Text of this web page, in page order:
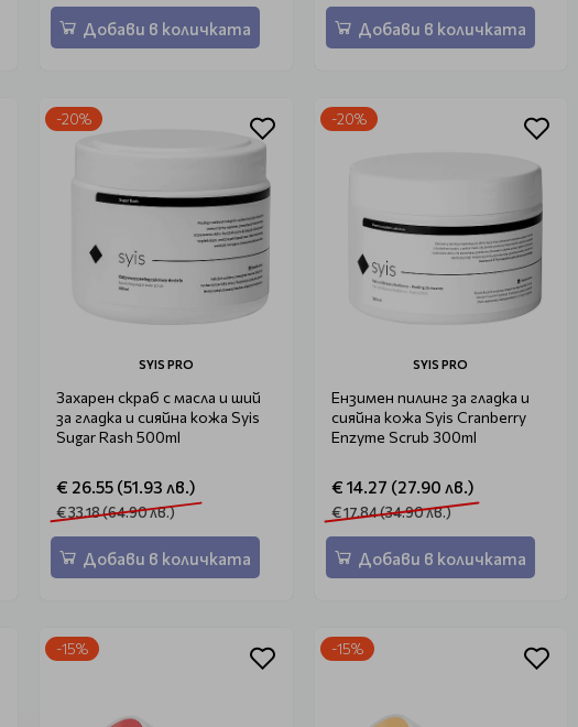
Добави в количката Добави в количката
-20%
SYIS PRO
Захарен скраб с масла и ший
за гладка и сияйна кожа Syis
Sugar Rash 500ml
€ 26.55 (51.93 лв.)
€ 33.18 (64.90 лв.)
Добави в количката
-20%
SYIS PRO
Ензимен пилинг за гладка и
сияйна кожа Syis Cranberry
Enzyme Scrub 300ml
€ 14.27 (27.90 лв.)
€ 17.84 (34.90 лв.)
Добави в количката
-15% -15%